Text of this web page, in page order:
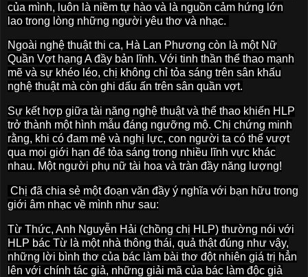
của mình, luôn là niềm tự hào và là nguồn cảm hứng lớn
lao trong lòng những người yêu thơ và nhạc.
Ngoài nghệ thuật thi ca, Hà Lan Phương còn là một Nữ
Quần Vợt hạng A đầy bản lĩnh. Với tinh thần thể thao mạnh
mẽ và sự khéo léo, chị không chỉ tỏa sáng trên sân khấu
nghệ thuật mà còn ghi dấu ấn trên sân quần vợt.
Sự kết hợp giữa tài năng nghệ thuật và thể thao khiến HLP
trở thành một hình mẫu đáng ngưỡng mộ. Chị chứng minh
rằng, khi có đam mê và nghị lực, con người ta có thể vượt
qua mọi giới hạn để tỏa sáng trong nhiều lĩnh vực khác
nhau. Một người phụ nữ tài hoa và tràn đầy năng lượng!
Chị đã chia sẻ một đoạn văn đầy ý nghĩa với bạn hữu trong
giới âm nhạc về mình như sau:
Từ Thức, Anh Nguyễn Hải (chồng chị HLP) thường nói với
HLP bác Từ là một nhà thông thái, quả thật đúng như vậy,
những lời bình thơ của bác làm bài thơ đột nhiên giá trị hẳn
lên với chính tác giả, những giải mã của bác làm độc giả